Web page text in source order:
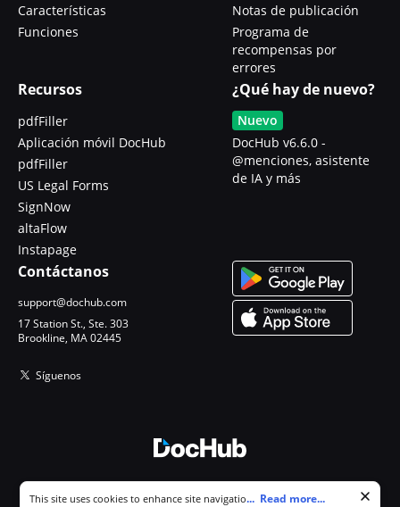
Características
Funciones
Notas de publicación
Programa de
recompensas por
errores
Recursos
pdfFiller
Aplicación móvil DocHub
pdfFiller
US Legal Forms
SignNow
altaFlow
Instapage
¿Qué hay de nuevo?
Nuevo
DocHub v6.6.0 -
@menciones, asistente
de IA y más
Contáctanos
support@dochub.com
17 Station St., Ste. 303
Brookline, MA 02445
Síguenos
Cookie consent notice
This site uses cookies to enhance site navigation and personalize
... Read more...